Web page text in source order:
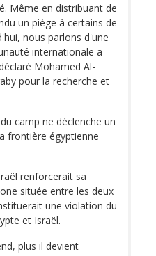
Même en distribuant de
un piège à certains de
nous parlons d'une
internationale a
Mohamed Al-
pour la recherche et
camp ne déclenche un
frontière égyptienne
renforcerait sa
située entre les deux
une violation du
et Israël.
plus il devient